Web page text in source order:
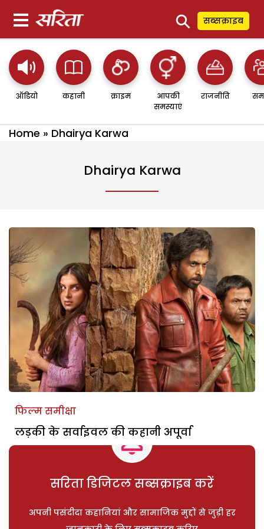
⚲ सब्सक्राइब
ऑडियो कहानी क्राइम
आपकी
समस्याएं
राजनीति
Home » Dhairya Karwa
Dhairya Karwa
फिल्म समीक्षा
लड़की के सर्वाइवल की कहानी अपूर्वा
सरिता डिजिटल सब्सक्राइब करें
अपनी पसंदीदा कहानियां और सामाजिक मुद्दों से जुड़ी हर